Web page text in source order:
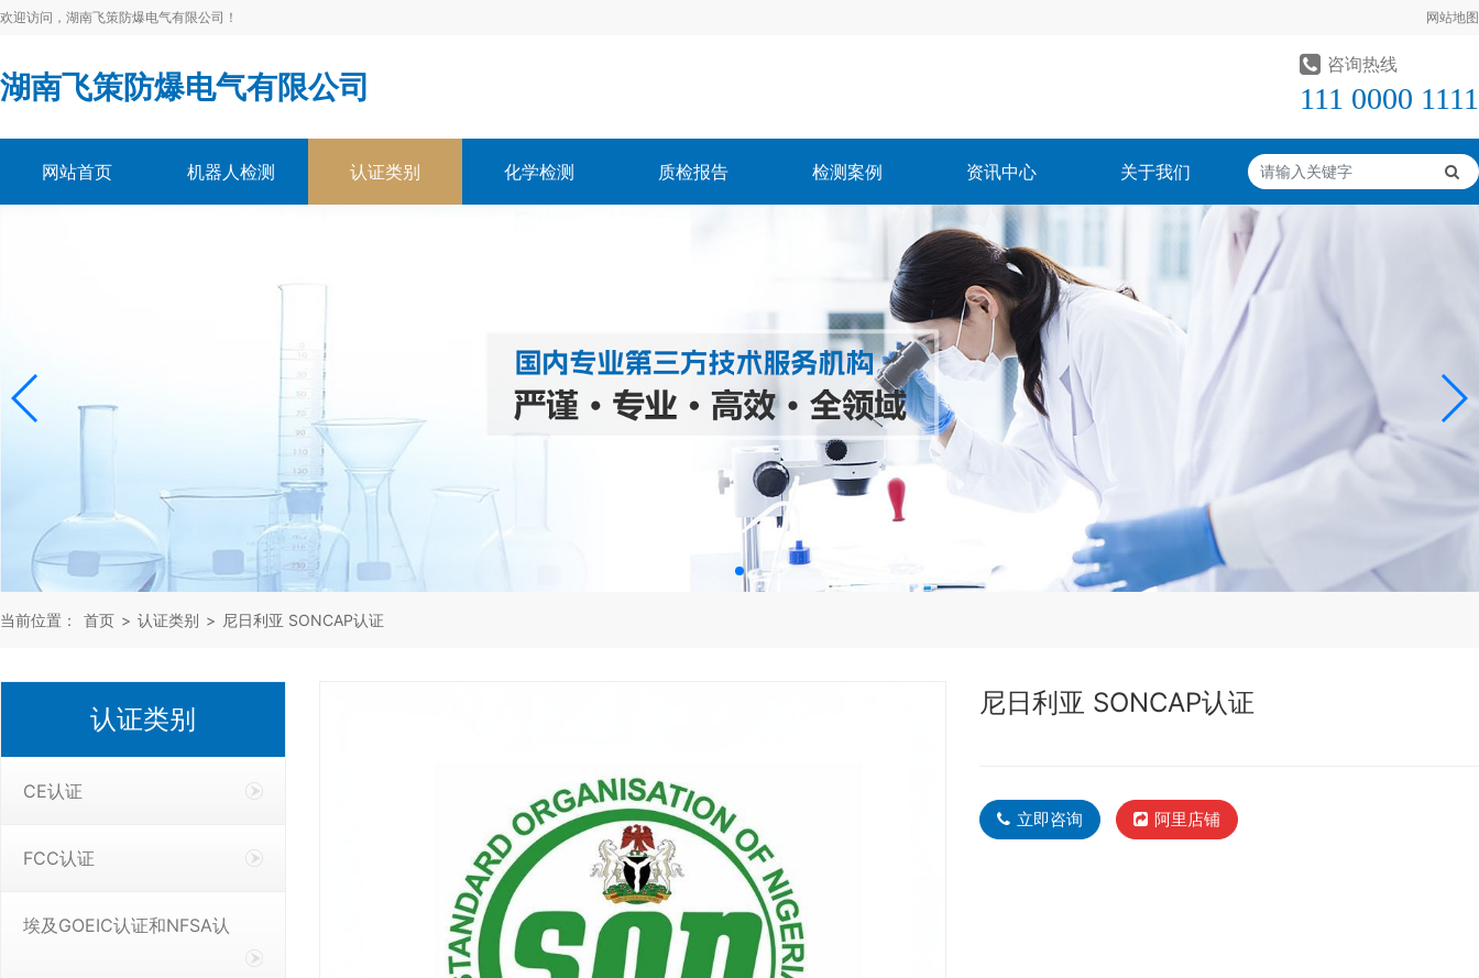
欢迎访问，湖南飞策防爆电气有限公司！ 网站地图
湖南飞策防爆电气有限公司
咨询热线
111 0000 1111
网站首页 机器人检测 认证类别 化学检测 质检报告 检测案例 资讯中心 关于我们
当前位置： 首页 > 认证类别 > 尼日利亚 SONCAP认证
认证类别
CE认证
FCC认证
埃及GOEIC认证和NFSA认
尼日利亚 SONCAP认证
立即咨询 阿里店铺